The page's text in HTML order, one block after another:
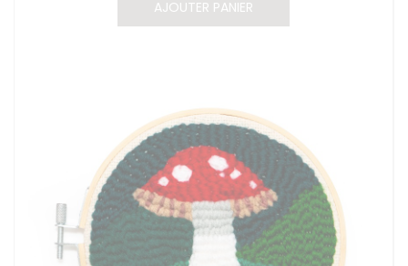
AJOUTER PANIER